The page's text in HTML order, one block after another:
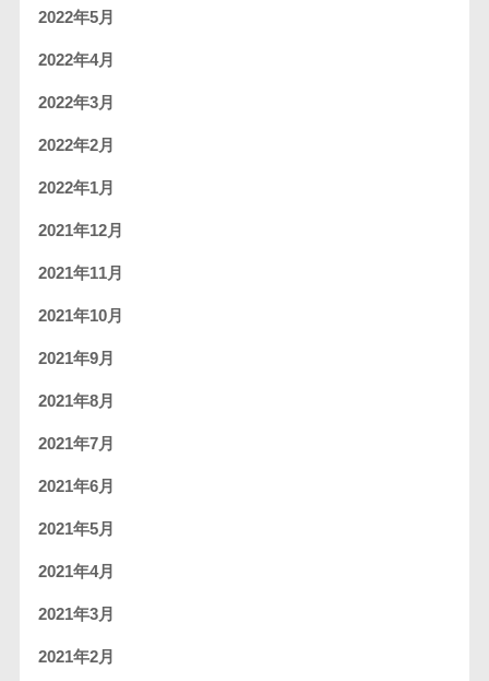
2022年5月
2022年4月
2022年3月
2022年2月
2022年1月
2021年12月
2021年11月
2021年10月
2021年9月
2021年8月
2021年7月
2021年6月
2021年5月
2021年4月
2021年3月
2021年2月